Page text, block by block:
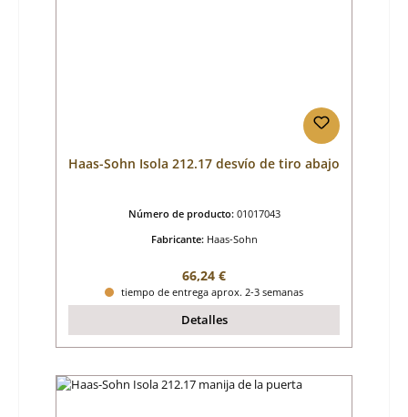
Haas-Sohn Isola 212.17 desvío de tiro abajo
Número de producto: 01017043
Fabricante: Haas-Sohn
Precio normal:
66,24 €
tiempo de entrega aprox. 2-3 semanas
Detalles